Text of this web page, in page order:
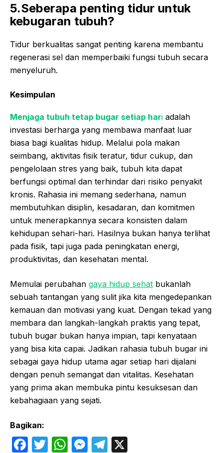
5.Seberapa penting tidur untuk
kebugaran tubuh?
Tidur berkualitas sangat penting karena membantu
regenerasi sel dan memperbaiki fungsi tubuh secara
menyeluruh.
Kesimpulan
Menjaga tubuh tetap bugar setiap hari adalah
investasi berharga yang membawa manfaat luar
biasa bagi kualitas hidup. Melalui pola makan
seimbang, aktivitas fisik teratur, tidur cukup, dan
pengelolaan stres yang baik, tubuh kita dapat
berfungsi optimal dan terhindar dari risiko penyakit
kronis. Rahasia ini memang sederhana, namun
membutuhkan disiplin, kesadaran, dan komitmen
untuk menerapkannya secara konsisten dalam
kehidupan sehari-hari. Hasilnya bukan hanya terlihat
pada fisik, tapi juga pada peningkatan energi,
produktivitas, dan kesehatan mental.
Memulai perubahan gaya hidup sehat bukanlah
sebuah tantangan yang sulit jika kita mengedepankan
kemauan dan motivasi yang kuat. Dengan tekad yang
membara dan langkah-langkah praktis yang tepat,
tubuh bugar bukan hanya impian, tapi kenyataan
yang bisa kita capai. Jadikan rahasia tubuh bugar ini
sebagai gaya hidup utama agar setiap hari dijalani
dengan penuh semangat dan vitalitas. Kesehatan
yang prima akan membuka pintu kesuksesan dan
kebahagiaan yang sejati.
Bagikan:
F
T
W M T